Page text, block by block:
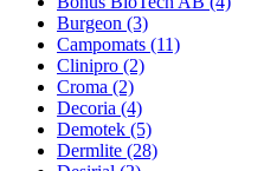
Burgeon (3)
Campomats (11)
Clinipro (2)
Croma (2)
Decoria (4)
Demotek (5)
Dermlite (28)